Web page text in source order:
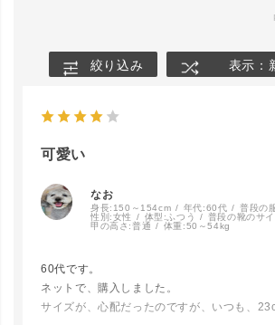
絞り込み 表示：
可愛い
なお
身長: 150～154cm 年代:60代 普段の
性別:女性 体型:ふつう 普段の靴のサ
甲の高さ:普通 体重:50～54kg
60代です。
ネットで、購入しました。
サイズが、心配だったのですが、いつも、